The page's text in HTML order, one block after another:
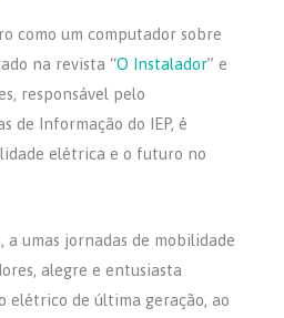
como um computador sobre
na revista “O Instalador” e
responsável pelo
de Informação do IEP, é
elétrica e o futuro no
a umas jornadas de mobilidade
alegre e entusiasta
elétrico de última geração, ao